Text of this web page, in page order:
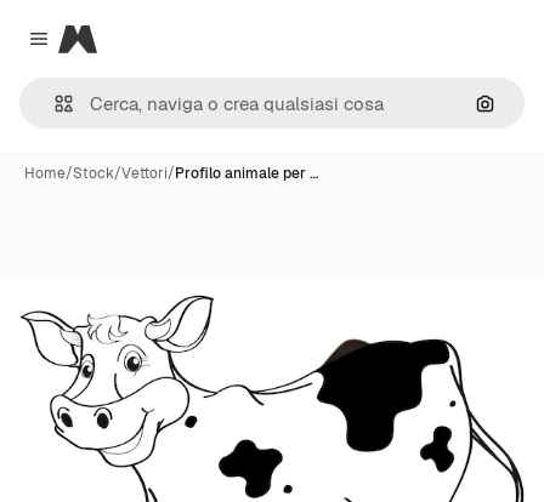
Close menu
Magnific
Cerca
Home/Stock/Vettori/Profilo animale per …